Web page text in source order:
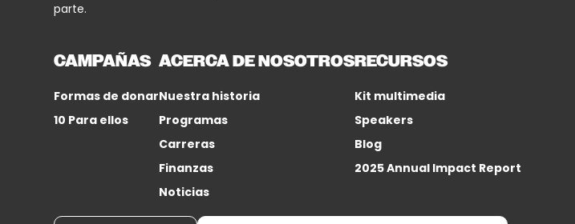
parte.
CAMPAÑAS
Formas de donar
10 Para ellos
ACERCA DE NOSOTROS
Nuestra historia
Programas
Carreras
Finanzas
Noticias
RECURSOS
Kit multimedia
Speakers
Blog
2025 Annual Impact Report